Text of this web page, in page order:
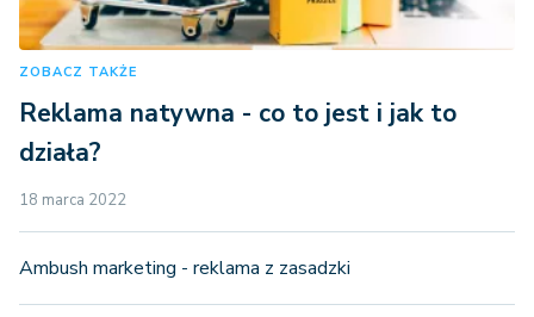
ZOBACZ TAKŻE
Reklama natywna - co to jest i jak to
działa?
18 marca 2022
Ambush marketing - reklama z zasadzki